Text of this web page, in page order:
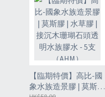
【臨期特價】高比-國
象水族造景膠 | 莫斯膠